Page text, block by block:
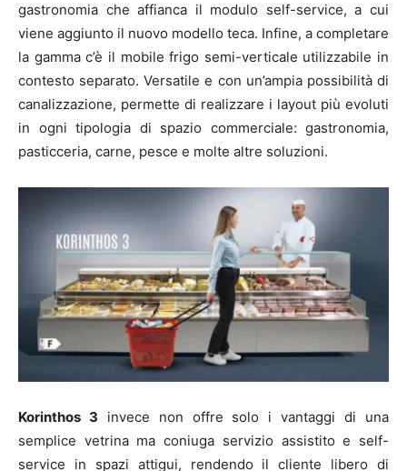
gastronomia che affianca il modulo self-service, a cui
viene aggiunto il nuovo modello teca. Infine, a completare
la gamma c’è il mobile frigo semi-verticale utilizzabile in
contesto separato. Versatile e con un’ampia possibilità di
canalizzazione, permette di realizzare i layout più evoluti
in ogni tipologia di spazio commerciale: gastronomia,
pasticceria, carne, pesce e molte altre soluzioni.
Korinthos 3 invece non offre solo i vantaggi di una
semplice vetrina ma coniuga servizio assistito e self-
service in spazi attigui, rendendo il cliente libero di